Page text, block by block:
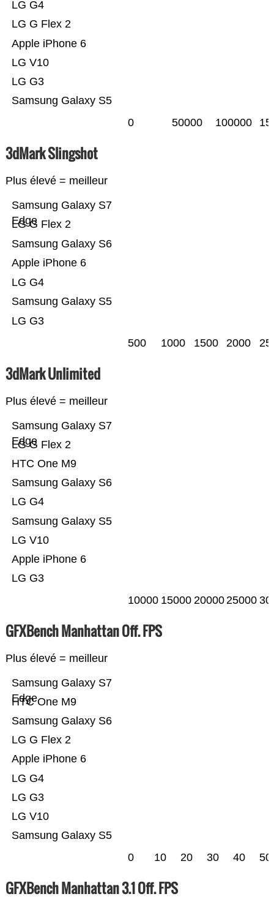
Samsung Galaxy S5
LG G3
LG V10
Apple iPhone 6
LG G Flex 2
LG G4
0 50000 100000
3dMark Slingshot
Plus élevé = meilleur
LG G3
Samsung Galaxy S5
LG G4
Apple iPhone 6
Samsung Galaxy S6
LG G Flex 2
Samsung Galaxy S7
Edge
500 1000 1500 2000
3dMark Unlimited
Plus élevé = meilleur
LG G3
Apple iPhone 6
LG V10
Samsung Galaxy S5
LG G4
Samsung Galaxy S6
HTC One M9
LG G Flex 2
Samsung Galaxy S7
Edge
10000 15000 2000025000
GFXBench Manhattan Off. FPS
Plus élevé = meilleur
Samsung Galaxy S5
LG V10
LG G3
LG G4
Apple iPhone 6
LG G Flex 2
Samsung Galaxy S6
HTC One M9
Samsung Galaxy S7
Edge
0 10 20 30 40 50
GFXBench Manhattan 3.1 Off. FPS